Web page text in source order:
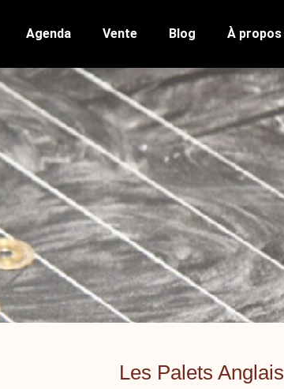
Agenda Vente Blog À propos
Les Palets Anglais